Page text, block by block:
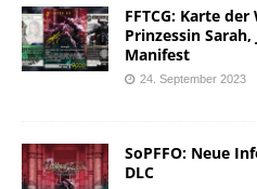
FFTCG: Karte
Prinzessin
Manifest
24. September 2023
SoPFFO: Neue
DLC